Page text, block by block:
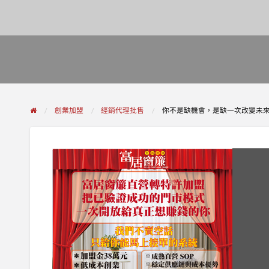
創業加盟 經銷代理批售 你不是缺機會，是缺一次改變未